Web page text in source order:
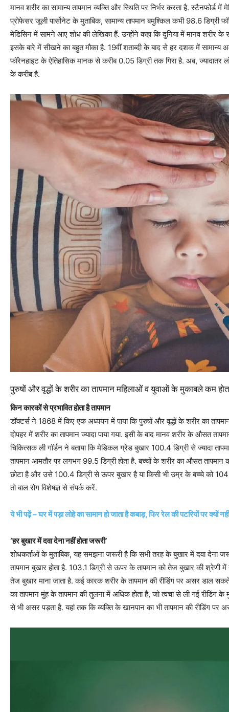
मानव शरीर का सामान्य तापमान व्यक्ति और स्थिति पर निर्भर करता है. स्टैनफोर्ड में
प्रोफेसर जूली पार्सोनेट के मुताबिक, सामान्‍य तापमान बमुश्किल कभी 98.6 डिग्री
मेडिसिन में सामने आए शोध की लेखिका हैं. उन्होंने कहा कि दुनिया में मानव शरीर के
इसके बारे में सीखने का बहुत मौका है. 19वीं शताब्दी के बाद से हर दशक में सामान्य
फॉरेनहाइट के ऐतिहासिक मानक से करीब 0.05 डिग्री तक गिरा है. अब, ज्‍यादातर
के करीब है.
पुरुषों और वृद्धों के शरीर का तापमान महिलाओं व युवाओं के मुकाबले कम
किन कारकों से प्रभावित होता है तापमान
डॉक्टर्स ने 1868 में किए एक अध्‍ययन में पाया कि पुरुषों और वृद्धों के शरीर का
दोपहर में शरीर का तापमान ज्‍यादा पाया गया. इसी के बाद मानव शरीर के औसत
चिकित्सक ली गॉर्डन ने बताया कि मेडिकल ग्रेड बुखार 100.4 डिग्री से ज्‍यादा
तापमान आमतौर पर लगभग 99.5 डिग्री होता है. बच्चों के शरीर का औसत तापमान
छोटा है और उसे 100.4 डिग्री से ऊपर बुखार है या किसी भी उम्र के बच्चे को 104
तो बाल रोग विशेषज्ञ से संपर्क करें.
ये भी पढ़ें – घर में पड़ा लोहे का सामान हो जाता है कबाड़, फिर रेल की पटरियों पर क्‍यों
‘हर बुखार में दवा देना नहीं होता जरूरी’
शोधकर्ताओं के मुताबिक, यह समझना जरूरी है कि सभी तरह के बुखार में दवा देना
तापमान बुखार होता है. 103.1 डिग्री से ऊपर के तापमान को तेज बुखार की श्रेणी में
तेज बुखार माना जाता है. कई कारक शरीर के तापमान की रीडिंग पर असर डाल
का तापमान मुंह के तापमान की तुलना में अधिक होता है, जो त्वचा से ली गई रीडिंग
से भी असर पड़ता है. यहां तक ​​कि व्यक्ति के खानपान का भी तापमान की रीडिंग पर